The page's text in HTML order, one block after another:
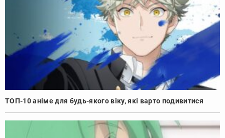
ТОП-10 аніме для будь-якого віку, які варто подивитися